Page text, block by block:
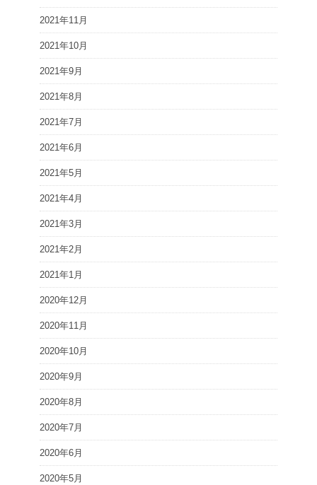
2021年11月
2021年10月
2021年9月
2021年8月
2021年7月
2021年6月
2021年5月
2021年4月
2021年3月
2021年2月
2021年1月
2020年12月
2020年11月
2020年10月
2020年9月
2020年8月
2020年7月
2020年6月
2020年5月